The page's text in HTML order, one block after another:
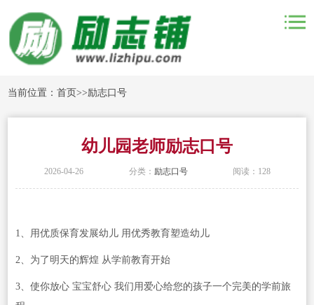
当前位置：首页>>励志口号
幼儿园老师励志口号
2026-04-26 分类： 励志口号 阅读：128
1、用优质保育发展幼儿 用优秀教育塑造幼儿
2、为了明天的辉煌 从学前教育开始
3、使你放心 宝宝舒心 我们用爱心给您的孩子一个完美的学前旅